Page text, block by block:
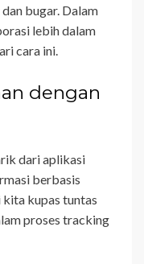
bugar. Dalam
lebih dalam
cara ini.
dengan
dari aplikasi
berbasis
kupas tuntas
proses tracking